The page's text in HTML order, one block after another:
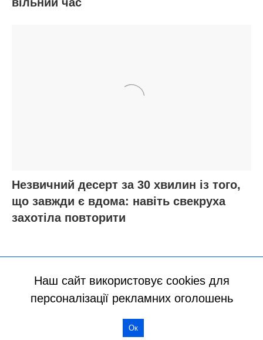
Наш сайт використовує cookies для
персоналізації рекламних оголошень
Ок